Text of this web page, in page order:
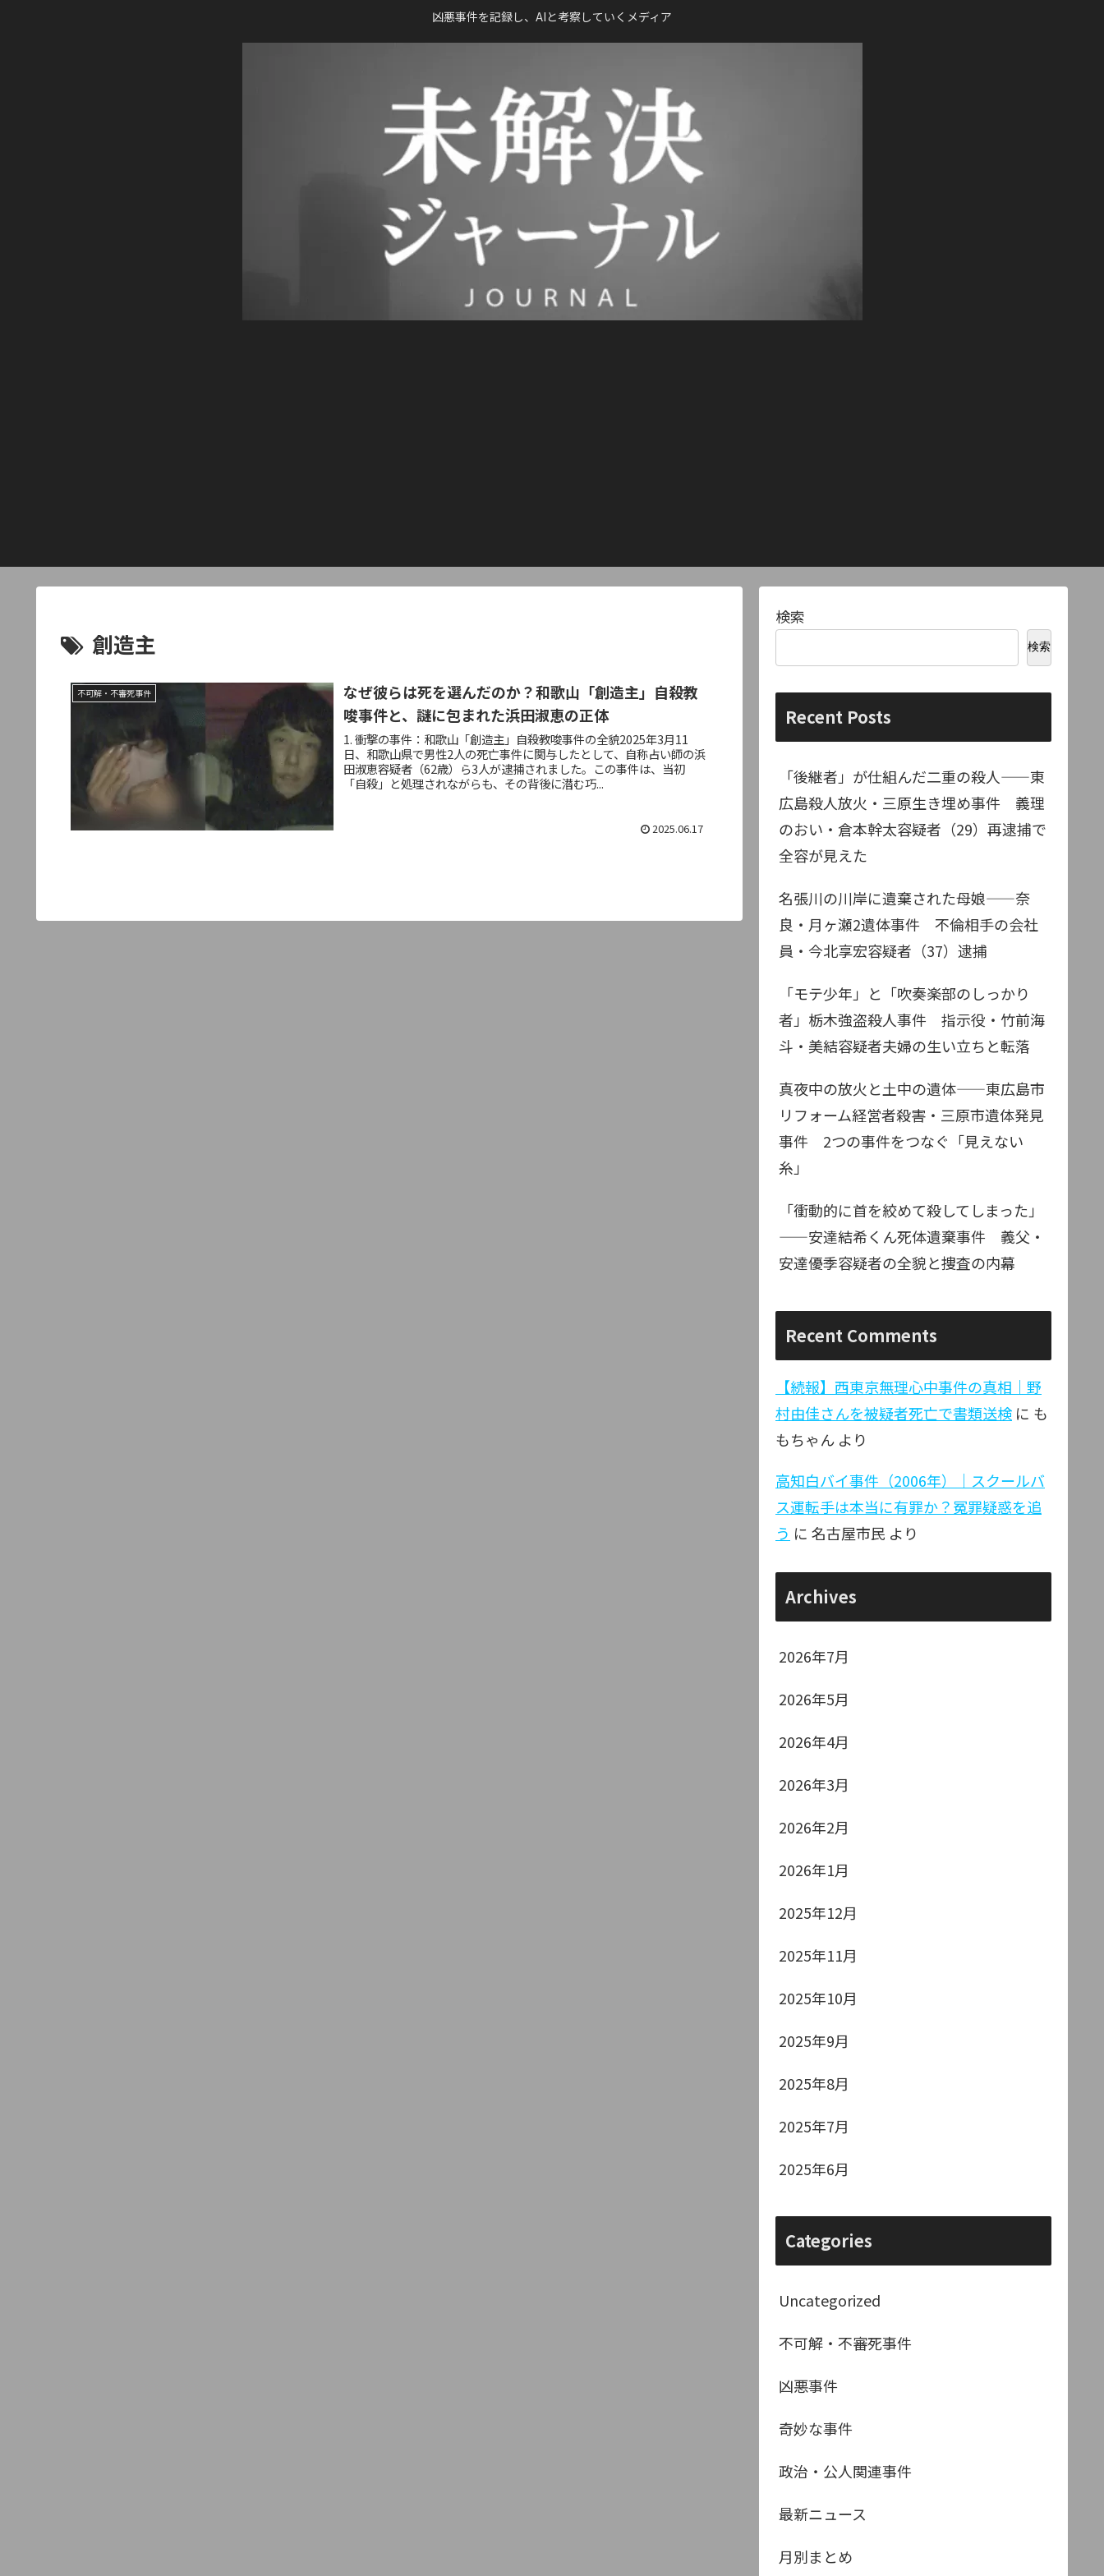
凶悪事件を記録し、AIと考察していくメディア
創造主
不可解・不審死事件
なぜ彼らは死を選んだのか？和歌山「創造主」自殺教
唆事件と、謎に包まれた浜田淑恵の正体
1. 衝撃の事件：和歌山「創造主」自殺教唆事件の全貌2025年3月11
日、和歌山県で男性2人の死亡事件に関与したとして、自称占い師の浜
田淑恵容疑者（62歳）ら3人が逮捕されました。この事件は、当初
「自殺」と処理されながらも、その背後に潜む巧...
2025.06.17
検索
検索
Recent Posts
「後継者」が仕組んだ二重の殺人——東
広島殺人放火・三原生き埋め事件 義理
のおい・倉本幹太容疑者（29）再逮捕で
全容が見えた
名張川の川岸に遺棄された母娘——奈
良・月ヶ瀬2遺体事件 不倫相手の会社
員・今北享宏容疑者（37）逮捕
「モテ少年」と「吹奏楽部のしっかり
者」栃木強盗殺人事件 指示役・竹前海
斗・美結容疑者夫婦の生い立ちと転落
真夜中の放火と土中の遺体——東広島市
リフォーム経営者殺害・三原市遺体発見
事件 2つの事件をつなぐ「見えない
糸」
「衝動的に首を絞めて殺してしまった」
——安達結希くん死体遺棄事件 義父・
安達優季容疑者の全貌と捜査の内幕
Recent Comments
【続報】西東京無理心中事件の真相｜野
村由佳さんを被疑者死亡で書類送検 に も
もちゃん より
高知白バイ事件（2006年）｜スクールバ
ス運転手は本当に有罪か？冤罪疑惑を追
う に 名古屋市民 より
Archives
2026年7月
2026年5月
2026年4月
2026年3月
2026年2月
2026年1月
2025年12月
2025年11月
2025年10月
2025年9月
2025年8月
2025年7月
2025年6月
Categories
Uncategorized
不可解・不審死事件
凶悪事件
奇妙な事件
政治・公人関連事件
最新ニュース
月別まとめ